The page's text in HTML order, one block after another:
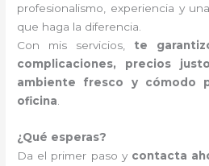
profesionalismo, experiencia y
que haga la diferencia.
Con mis servicios, te
complicaciones, precios
ambiente fresco y cómodo
oficina
¿Qué esperas?
Da el primer paso y contacta